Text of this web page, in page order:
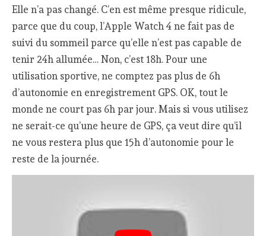
Elle n’a pas changé. C’en est même presque ridicule,
parce que du coup, l’Apple Watch 4 ne fait pas de
suivi du sommeil parce qu’elle n’est pas capable de
tenir 24h allumée… Non, c’est 18h. Pour une
utilisation sportive, ne comptez pas plus de 6h
d’autonomie en enregistrement GPS. OK, tout le
monde ne court pas 6h par jour. Mais si vous utilisez
ne serait-ce qu’une heure de GPS, ça veut dire qu’il
ne vous restera plus que 15h d’autonomie pour le
reste de la journée.